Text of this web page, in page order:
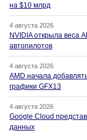
на $10 млрд
4 августа 2026
NVIDIA открыла веса
автопилотов
4 августа 2026
AMD начала
графики GFX13
4 августа 2026
Google Cloud
данных